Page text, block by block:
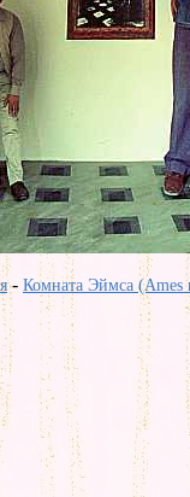
- Комната Эймса (Ames